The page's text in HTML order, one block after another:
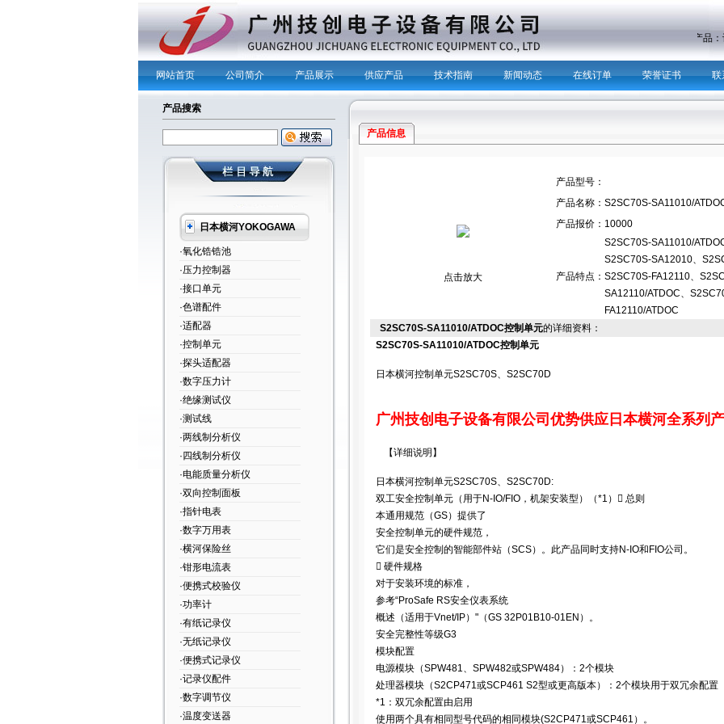
主营产品
网站首页 公司简介 产品展示 供应产品 技术指南 新闻动态 在线订单 荣誉证书 联
产品搜索
日本横河YOKOGAWA
·氧化锆锆池
·压力控制器
·接口单元
·色谱配件
·适配器
·控制单元
·探头适配器
·数字压力计
·绝缘测试仪
·测试线
·两线制分析仪
·四线制分析仪
·电能质量分析仪
·双向控制面板
·指针电表
·数字万用表
·横河保险丝
·钳形电流表
·便携式校验仪
·功率计
·有纸记录仪
·无纸记录仪
·便携式记录仪
·记录仪配件
·数字调节仪
·温度变送器
产品信息
点击放大
产品型号：
产品名称： S2SC70S-SA11010/
产品报价： 10000
产品特点：
S2SC70S-SA11010/
S2SC70S-SA12010、
S2SC70S-FA12110、
SA12110/ATDOC、
FA12110/ATDOC
S2SC70S-SA11010/ATDOC控制单元的详细资料：
S2SC70S-SA11010/ATDOC控制单元
日本横河控制单元S2SC70S、S2SC70D
广州技创电子设备有限公司优势供应日本横河全系列产
【详细说明】
日本横河控制单元S2SC70S、S2SC70D:
双工安全控制单元（用于N-IO/FIO，机架安装型）（*1） 总则
本通用规范（GS）提供了
安全控制单元的硬件规范，
它们是安全控制的智能部件站（SCS）。此产品同时支持N-IO和FIO公司。
 硬件规格
对于安装环境的标准，
参考“ProSafe RS安全仪表系统
概述（适用于Vnet/IP）"（GS 32P01B10-01EN）。
安全完整性等级G3
模块配置
电源模块（SPW481、SPW482或SPW484）：2个模块
处理器模块（S2CP471或SCP461 S2型或更高版本）：2个模块用于双冗余配置
*1：双冗余配置由启用
使用两个具有相同型号代码的相同模块(S2CP471或SCP461）。